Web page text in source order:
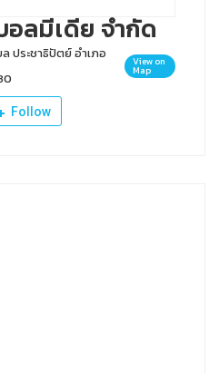
ลมีเดีย จำกัด
ประชาธิปัตย์ อำเภอ
View on
Map
Follow